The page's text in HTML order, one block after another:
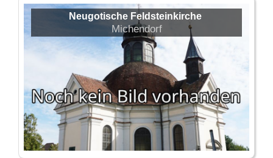
Neugotische Feldsteinkirche
Michendorf